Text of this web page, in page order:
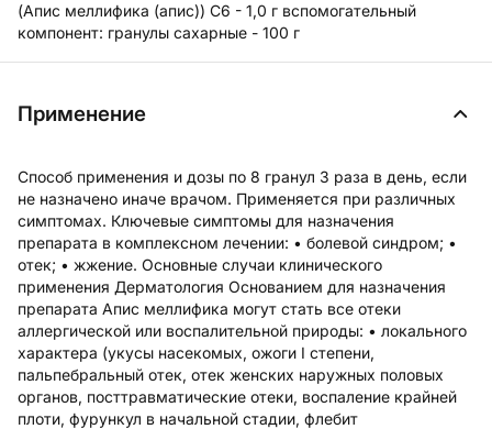
(Апис меллифика (апис)) C6 - 1,0 г вспомогательный
компонент: гранулы сахарные - 100 г
Применение
Способ применения и дозы по 8 гранул 3 раза в день, если
не назначено иначе врачом. Применяется при различных
симптомах. Ключевые симптомы для назначения
препарата в комплексном лечении: • болевой синдром; •
отек; • жжение. Основные случаи клинического
применения Дерматология Основанием для назначения
препарата Апис меллифика могут стать все отеки
аллергической или воспалительной природы: • локального
характера (укусы насекомых, ожоги I степени,
пальпебральный отек, отек женских наружных половых
органов, посттравматические отеки, воспаление крайней
плоти, фурункул в начальной стадии, флебит